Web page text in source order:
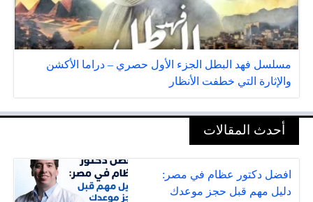
مسلسل فهد البطل الجزء الأول حصري – دراما الأكشن
والإثارة التي خطفت الأنظار
أحدث المقالات
افضل دكتور عظام في مصر:
دليل مهم قبل حجز موعدك